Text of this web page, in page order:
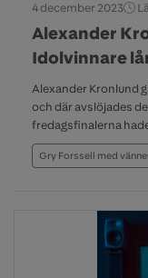
4 december 2023
Alexander
Idolvinnare
Alexander Kronlund
och där avslöjades
fredagsfinalerna
Gry Forssell med